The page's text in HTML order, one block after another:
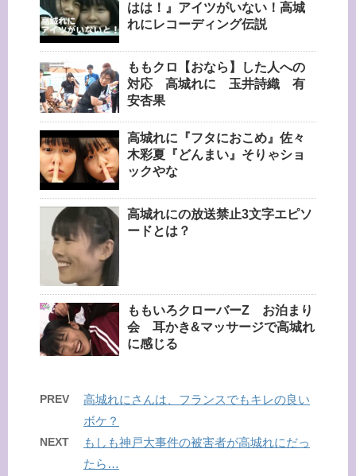
はは！』アイツがいない！高城
れにレコーディング伝説
ももクロ【おなら】した人への
対応 高城れに 玉井詩織 有
安杏果
高城れに『フタにおこめ』佐々
木彩夏『どんまい』そりゃショ
ックやな
高城れにの放送禁止3文字エピソ
ードとは？
ももいろクローバーZ お泊まり
会 耳かき&マッサージで高城れ
に感じる
PREV
高城れにさんは、フランスでもキレの良い
ボケ？
NEXT
もしも神戸大事件の被害者が高城れにだっ
たら…